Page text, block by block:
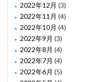
2022年12月 (3)
2022年11月 (4)
2022年10月 (4)
2022年9月 (3)
2022年8月 (4)
2022年7月 (4)
2022年6月 (5)